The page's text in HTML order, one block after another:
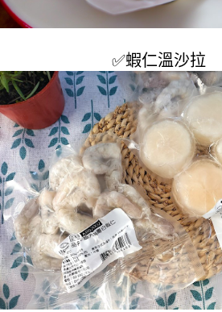
✅蝦仁溫沙拉